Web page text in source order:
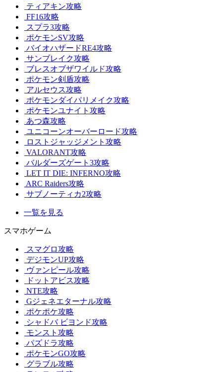
ティアキン攻略
FF16攻略
スプラ3攻略
ポケモンSV攻略
バイオハザードRE4攻略
サンブレイク攻略
ブレスオブザワイルド攻略
ポケモン剣盾攻略
アルセウス攻略
ポケモンダイパリメイク攻略
ポケモンユナイト攻略
あつ森攻略
ユニコーンオーバーロード攻略
ロストジャッジメント攻略
VALORANT攻略
バルダーズゲート3攻略
LET IT DIE: INFERNO攻略
ARC Raiders攻略
サブノーティカ2攻略
一覧を見る
スマホゲーム
スマグロ攻略
デジモンUP攻略
ヴァンピール攻略
ドットアビス攻略
NTE攻略
Gジェネエターナル攻略
ポケポケ攻略
シャドバ ビヨンド攻略
モンスト攻略
パズドラ攻略
ポケモンGO攻略
グラブル攻略